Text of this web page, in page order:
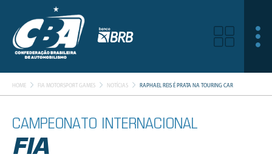
HOME FIA MOTORSPORT GAMES NOTÍCIAS RAPHAEL REIS É PRATA NA TOURING CAR
CAMPEONATO INTERNACIONAL
FIA